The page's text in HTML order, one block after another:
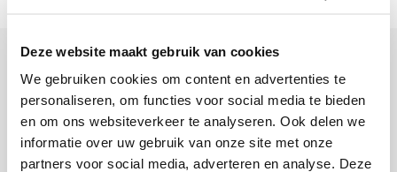
Deze website maakt gebruik van cookies
We gebruiken cookies om content en advertenties te
personaliseren, om functies voor social media te bieden
en om ons websiteverkeer te analyseren. Ook delen we
informatie over uw gebruik van onze site met onze
partners voor social media, adverteren en analyse. Deze
+31 23 205 2006
info@bruut.nl
Contact Formulier